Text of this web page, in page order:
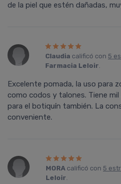
de la piel que estén dañadas,
Claudia calificó con 5
Farmacia Leloir.
Excelente pomada, la uso para
como codos y talones. Tiene
para el botiquín también. La
conveniente.
MORA calificó con 5
Leloir.